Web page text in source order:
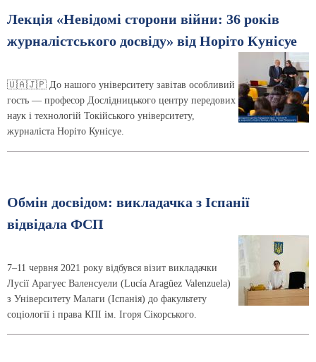
Лекція «Невідомі сторони війни: 36 років
журналістського досвіду» від Норіто Кунісуе
🇺🇦🇯🇵 До нашого університету завітав особливий
гость — професор Дослідницького центру передових
наук і технологій Токійського університету,
журналіста Норіто Кунісуе.
Обмін досвідом: викладачка з Іспанії
відвідала ФСП
7–11 червня 2021 року відбувся візит викладачки
Лусії Арагуес Валенсуели (Lucía Aragüez Valenzuela)
з Університету Малаги (Іспанія) до факультету
соціології і права КПІ ім. Ігоря Сікорського.